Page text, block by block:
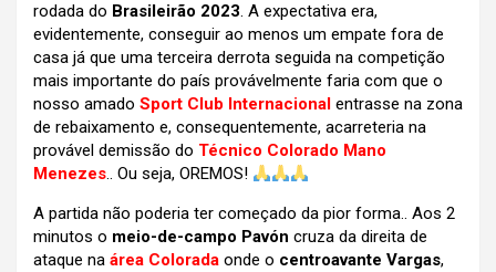
rodada do Brasileirão 2023. A expectativa era,
evidentemente, conseguir ao menos um empate fora de
casa já que uma terceira derrota seguida na competição
mais importante do país provávelmente faria com que o
nosso amado Sport Club Internacional entrasse na zona
de rebaixamento e, consequentemente, acarreteria na
provável demissão do Técnico Colorado Mano
Menezes.. Ou seja, OREMOS!
A partida não poderia ter começado da pior forma.. Aos 2
minutos o meio-de-campo Pavón cruza da direita de
ataque na área Colorada onde o centroavante Vargas,